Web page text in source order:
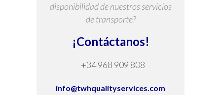
disponibilidad de nuestros servicios
de transporte?
¡Contáctanos!
+34 968 909 808
info@twhqualityservices.com